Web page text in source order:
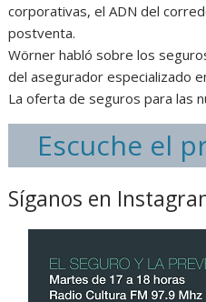
corporativas, el ADN del
postventa.
Wörner habló sobre los
del asegurador especializado
La oferta de seguros para las
Escuche el
Síganos en